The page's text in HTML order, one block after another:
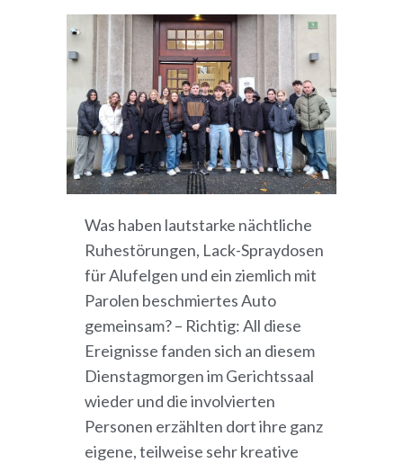
Was haben lautstarke nächtliche
Ruhestörungen, Lack-Spraydosen
für Alufelgen und ein ziemlich mit
Parolen beschmiertes Auto
gemeinsam? – Richtig: All diese
Ereignisse fanden sich an diesem
Dienstagmorgen im Gerichtssaal
wieder und die involvierten
Personen erzählten dort ihre ganz
eigene, teilweise sehr kreative